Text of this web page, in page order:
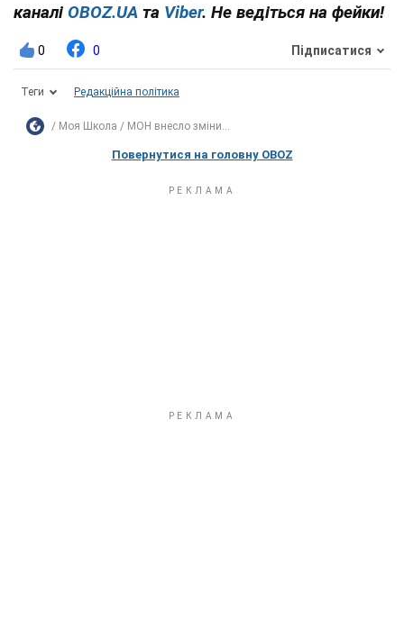
каналі OBOZ.UA та Viber. Не ведіться на фейки!
0 0 Підписатися
Теги Редакційна політика
Моя Школа МОН внесло зміни...
Повернутися на головну OBOZ